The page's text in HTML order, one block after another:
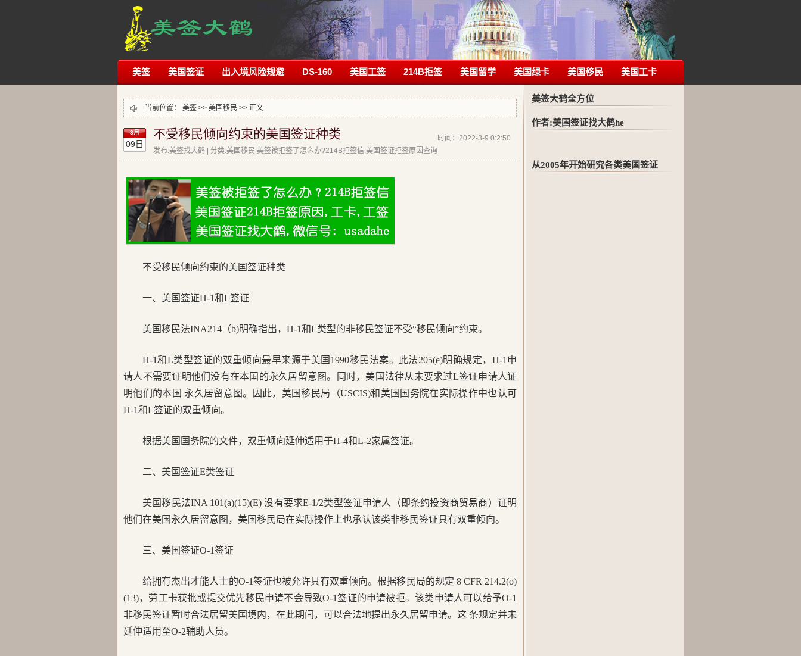
美签 美国签证 出入境风险规避 DS-160 美国工签 214B拒签 美国留学 美国绿卡 美国移民 美国工卡
当前位置： 美签 >> 美国移民 >> 正文
3月
09日
时间：2022-3-9 0:2:50
不受移民倾向约束的美国签证种类
发布:美签找大鹤 | 分类:美国移民|美签被拒签了怎么办?214B拒签信,美国签证拒签原因查询
不受移民倾向约束的美国签证种类
一、美国签证H-1和L签证
美国移民法INA214（b)明确指出，H-1和L类型的非移民签证不受“移民倾向”约束。
H-1和L类型签证的双重倾向最早来源于美国1990移民法案。此法205(e)明确规定，H-1申
请人不需要证明他们没有在本国的永久居留意图。同时，美国法律从未要求过L签证申请人证
明他们的本国 永久居留意图。因此，美国移民局（USCIS)和美国国务院在实际操作中也认可
H-1和L签证的双重倾向。
根据美国国务院的文件，双重倾向延伸适用于H-4和L-2家属签证。
二、美国签证E类签证
美国移民法INA 101(a)(15)(E) 没有要求E-1/2类型签证申请人（即条约投资商贸易商）证明
他们在美国永久居留意图，美国移民局在实际操作上也承认该类非移民签证具有双重倾向。
三、美国签证O-1签证
给拥有杰出才能人士的O-1签证也被允许具有双重倾向。根据移民局的规定 8 CFR 214.2(o)
(13)，劳工卡获批或提交优先移民申请不会导致O-1签证的申请被拒。该类申请人可以给予O-1
非移民签证暂时合法居留美国境内，在此期间，可以合法地提出永久居留申请。这 条规定并未
延伸适用至O-2辅助人员。
美签大鹤全方位
作者:美国签证找大鹤he
从2005年开始研究各类美国签证